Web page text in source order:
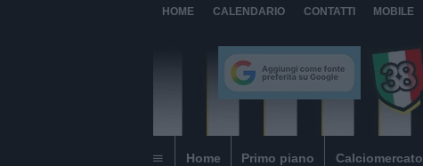
HOME CALENDARIO CONTATTI MOBILE
Home Primo piano Calciomercato